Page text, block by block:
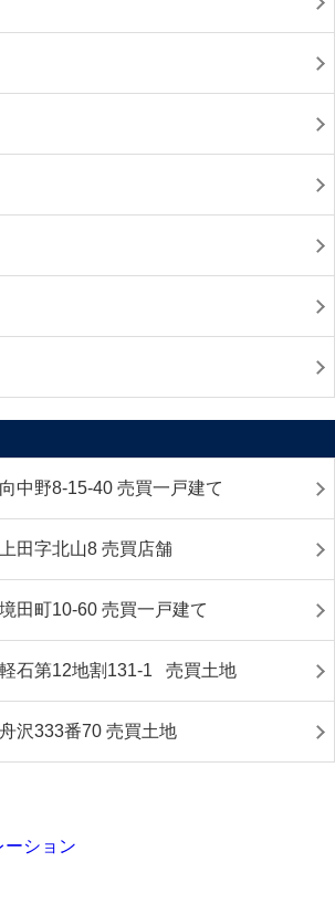
中野8-15-40 売買一戸建て
田字北山8 売買店舗
田町10-60 売買一戸建て
軽石第12地割131-1 売買土地
沢333番70 売買土地